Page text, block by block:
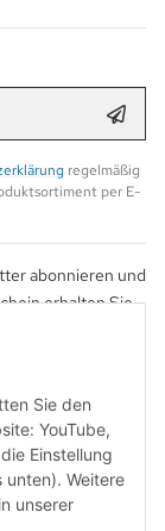
Sie den
YouTube,
Einstellung
Weitere
unserer
regelmäßig
per E-
abonnieren und
erhalten Sie
Email-Adresse.